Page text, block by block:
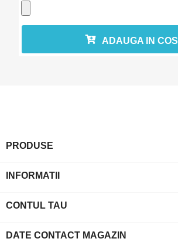
ADAUGA IN COS
PRODUSE
INFORMATII
CONTUL TAU
DATE CONTACT MAGAZIN